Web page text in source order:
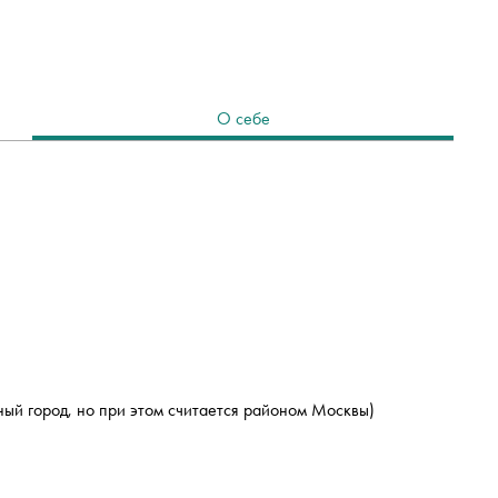
О себе
город, но при этом считается районом Москвы)